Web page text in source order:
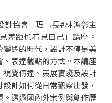
計協會 ｜理事長#林鴻彰主
差距也看見自己」講座。
遷的時代，設計不僅是美
表達觀點的方式。本講座
覺傳達、策展實踐及設計
計如何從日常觀察出發，
透過國內外案例與創作歷